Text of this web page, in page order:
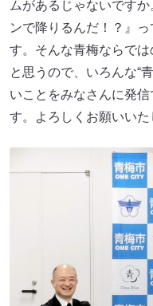
ムがあるじゃないです
ンで降りるんだ！？』
す。そんな青梅ならで
と思うので、いろんな“
いことをみなさんに発
す。よろしくお願いいた